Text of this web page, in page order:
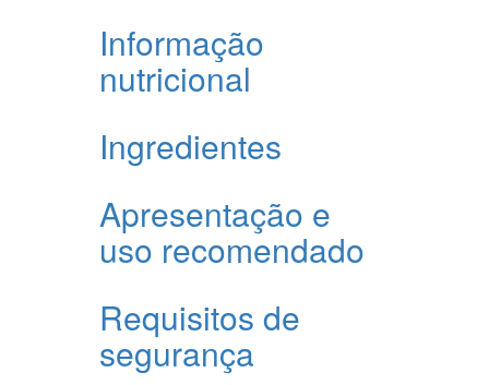
Informação
nutricional
Ingredientes
Apresentação e
uso recomendado
Requisitos de
segurança